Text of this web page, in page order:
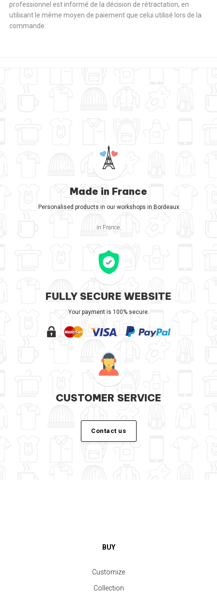
professionnel est informé de la décision de rétractation, en
utilisant le même moyen de paiement que celui utilisé lors de la
commande.
Made in France
Personalised products in our workshops in Bordeaux
in France.
FULLY SECURE WEBSITE
Your payment is 100% secure.
CUSTOMER SERVICE
Contact us
BUY
Customize
Collection